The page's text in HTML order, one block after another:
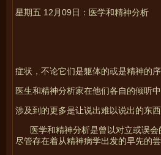
星期五 12月09日：医学和精神分析
症状，不论它们是躯体的或是精神的
医生和精神分析家在他们各自的倾听
涉及到的更多是让说出难以说出的东
医学和精神分析是曾以对立或误会
尽管存在着从精神病学出发的早先的